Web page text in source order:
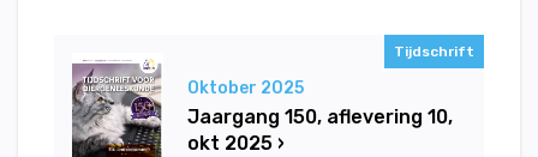
Tijdschrift
Oktober 2025
Jaargang 150, aflevering 10,
okt 2025 ›